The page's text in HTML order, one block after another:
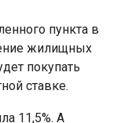
пункта в
жилищных
покупать
ставке.
11,5%. А